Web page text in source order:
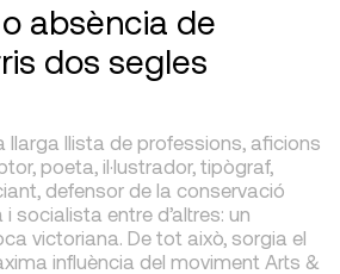
absència de
dos segles
llarga llista de professions, aficions
poeta, il·lustrador, tipògraf,
defensor de la conservació
socialista entre d’altres: un
victoriana. De tot això, sorgia el
influència del moviment Arts &